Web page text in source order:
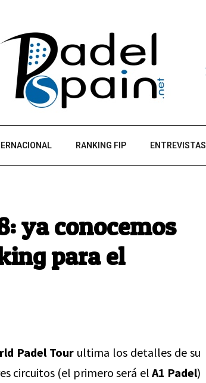
RANKING FIP ENTREVISTAS
ya conocemos
para el
Padel Tour ultima los detalles de su
circuitos (el primero será el A1 Padel)